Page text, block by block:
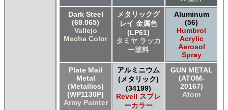
Dark Steel
(69.065)
Vallejo
Mecha Color
メタリックグ
レイ 金属色
(LP61)
タミヤ ラッカ
ー塗料
Aluminum
(56)
Humbrol
Acrylic
Aerosol
Spray
Plate Mail
Metal
(Metallics)
(WP1130P)
Army Painter
アルミニウム
(メタリック)
(34199)
Revell スプレ
ーカラー
GUN METAL
(ATOM-
20167)
Atom